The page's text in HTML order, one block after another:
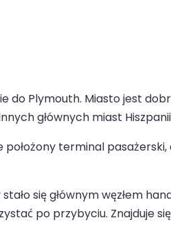
do Plymouth. Miasto jest
głównych miast
terminal
się głównym węzłem
po przybyciu. Znajduje